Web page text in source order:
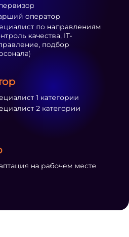
на рабочем месте
1 категории
2 категории
оператор
по направлениям
качества, IT-
подбор